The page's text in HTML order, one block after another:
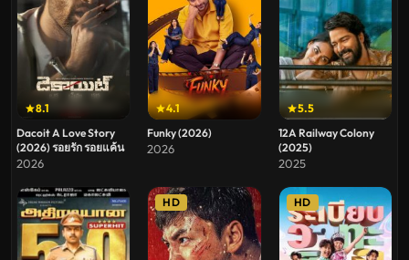
8.1
Dacoit A Love Story
(2026) รอยรัก รอยแค้น
2026
4.1
Funky (2026)
2026
5.5
12A Railway Colony
(2025)
2025
HD HD